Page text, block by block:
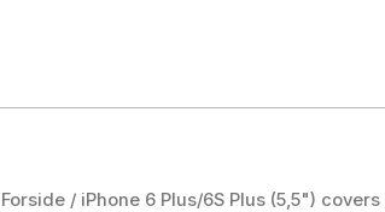
Forside / iPhone 6 Plus/6S Plus (5,5") covers